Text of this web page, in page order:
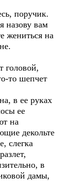
поручик.
назову вам
жениться на
головой,
то шепчет
в ее руках
ее
на
декольте
слегка
в
дамы,